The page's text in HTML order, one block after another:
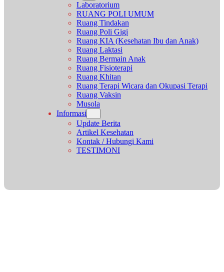
Laboratorium
RUANG POLI UMUM
Ruang Tindakan
Ruang Poli Gigi
Ruang KIA (Kesehatan Ibu dan Anak)
Ruang Laktasi
Ruang Bermain Anak
Ruang Fisioterapi
Ruang Khitan
Ruang Terapi Wicara dan Okupasi Terapi
Ruang Vaksin
Musola
Informasi
Update Berita
Artikel Kesehatan
Kontak / Hubungi Kami
TESTIMONI